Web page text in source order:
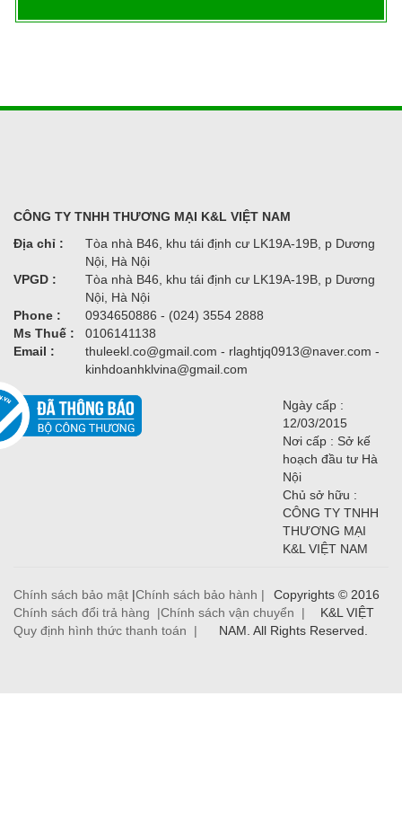
CÔNG TY TNHH THƯƠNG MẠI K&L VIỆT NAM
Địa chỉ :
Tòa nhà B46, khu tái định cư LK19A-19B, p Dương
Nội, Hà Nội
VPGD :
Tòa nhà B46, khu tái định cư LK19A-19B, p Dương
Nội, Hà Nội
Phone :
0934650886 - (024) 3554 2888
Ms Thuế :
0106141138
Email :
thuleekl.co@gmail.com - rlaghtjq0913@naver.com -
kinhdoanhklvina@gmail.com
Ngày cấp :
12/03/2015
Nơi cấp : Sở kế
hoạch đầu tư Hà
Nội
Chủ sở hữu :
CÔNG TY TNHH
THƯƠNG MẠI
K&L VIỆT NAM
Chính sách bảo mật |Chính sách bảo hành |
Chính sách đổi trả hàng |Chính sách vận chuyển |
Quy định hình thức thanh toán |
Copyrights © 2016
K&L VIỆT
NAM. All Rights Reserved.